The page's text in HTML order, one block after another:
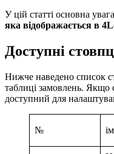
У цій статті основна
яка відображається в
Доступні
Нижче наведено список
таблиці замовлень. Якщо
доступний для
№